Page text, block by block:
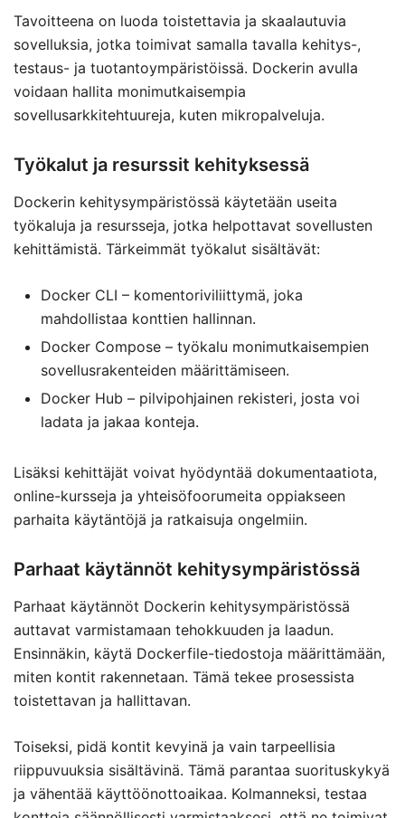
Tavoitteena on luoda toistettavia ja skaalautuvia
sovelluksia, jotka toimivat samalla tavalla kehitys-,
testaus- ja tuotantoympäristöissä. Dockerin avulla
voidaan hallita monimutkaisempia
sovellusarkkitehtuureja, kuten mikropalveluja.
Työkalut ja resurssit kehityksessä
Dockerin kehitysympäristössä käytetään useita
työkaluja ja resursseja, jotka helpottavat sovellusten
kehittämistä. Tärkeimmät työkalut sisältävät:
Docker CLI – komentoriviliittymä, joka
mahdollistaa konttien hallinnan.
Docker Compose – työkalu monimutkaisempien
sovellusrakenteiden määrittämiseen.
Docker Hub – pilvipohjainen rekisteri, josta voi
ladata ja jakaa konteja.
Lisäksi kehittäjät voivat hyödyntää dokumentaatiota,
online-kursseja ja yhteisöfoorumeita oppiakseen
parhaita käytäntöjä ja ratkaisuja ongelmiin.
Parhaat käytännöt kehitysympäristössä
Parhaat käytännöt Dockerin kehitysympäristössä
auttavat varmistamaan tehokkuuden ja laadun.
Ensinnäkin, käytä Dockerfile-tiedostoja määrittämään,
miten kontit rakennetaan. Tämä tekee prosessista
toistettavan ja hallittavan.
Toiseksi, pidä kontit kevyinä ja vain tarpeellisia
riippuvuuksia sisältävinä. Tämä parantaa suorituskykyä
ja vähentää käyttöönottoaikaa. Kolmanneksi, testaa